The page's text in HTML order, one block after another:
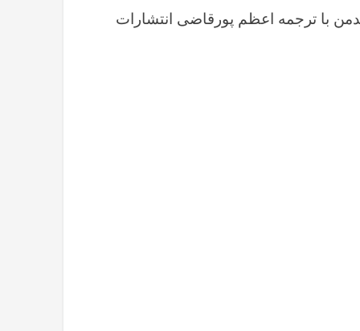
با ترجمه اعظم پورقاضی انتشارات